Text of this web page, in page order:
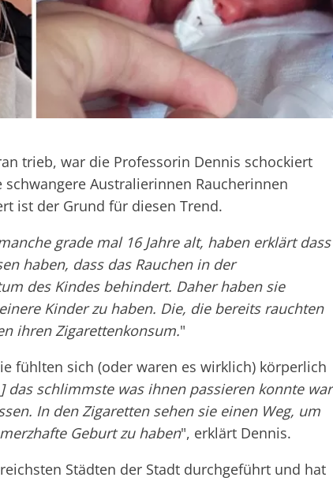
trieb, war die Professorin Dennis schockiert
Australierinnen Raucherinnen
ist der Grund für diesen Trend.
grade mal 16 Jahre alt, haben erklärt dass
haben, dass das Rauchen in der
des Kindes behindert. Daher haben sie
Kinder zu haben. Die, die bereits rauchten
ihren Zigarettenkonsum."
fühlten sich (oder waren es wirklich) körperlich
das schlimmste was ihnen passieren konnte war
In den Zigaretten sehen sie einen Weg, um
Geburt zu haben", erklärt Dennis.
Städten der Stadt durchgeführt und hat